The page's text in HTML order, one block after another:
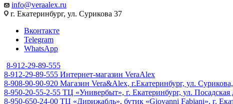
info@veraalex.ru
г. Екатеринбург, ул. Сурикова 37
Вконтакте
Telegram
WhatsApp
8-912-29-89-555
8-912-29-89-555 Интернет-магазин VeraAlex
8-908-90-90-920 Магазин Vera&Alex, г.Екатеринбург, ул.
8-950-20-55-2-55 ТЦ «Универбыт», г. Екатеринбург, ул.
8-950-650-24-00 ТЦ «Дирижабль», бутик «Giovanni Fabiani», г.